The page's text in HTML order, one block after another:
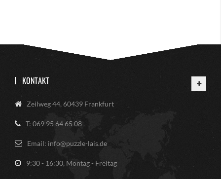
KONTAKT
Zeilweg 44, 60439 Frankfurt
T: 069 95 64 65 08
Email: info@puzzle-lais.de
9:30 - 16:30, Montag - Freitag